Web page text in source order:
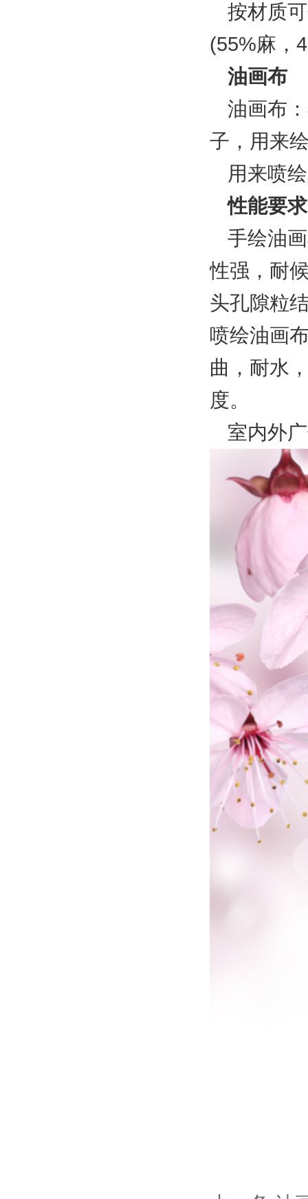
按材质
(55%麻，
油画布
油画布
子，用来
用来喷
性能要求
手绘油
性强，耐
头孔隙粒
喷绘油画
曲，耐水
度。
室内外